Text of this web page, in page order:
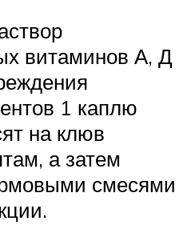
витаминов А, Д
1 каплю
на клюв
а затем
смесями